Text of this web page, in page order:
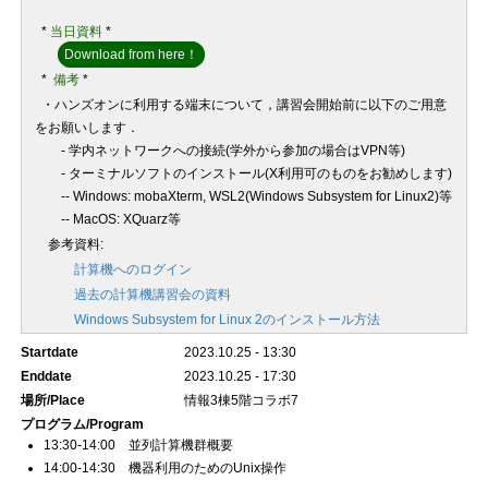
* 当日資料*
Download from here！
* 備考*
・ハンズオンに利用する端末について，講習会開始前に以下のご用意
をお願いします．
- 学内ネットワークへの接続(学外から参加の場合はVPN等)
- ターミナルソフトのインストール(X利用可のものをお勧めします)
-- Windows: mobaXterm, WSL2(Windows Subsystem for Linux2)等
-- MacOS: XQuarz等
参考資料:
計算機へのログイン
過去の計算機講習会の資料
Windows Subsystem for Linux 2のインストール方法
Startdate
2023.10.25 - 13:30
Enddate
2023.10.25 - 17:30
場所/Place
情報3棟5階コラボ7
プログラム/Program
13:30-14:00 並列計算機群概要
14:00-14:30 機器利用のためのUnix操作